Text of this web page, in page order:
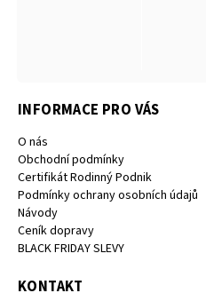
INFORMACE PRO VÁS
O nás
Obchodní podmínky
Certifikát Rodinný Podnik
Podmínky ochrany osobních údajů
Návody
Ceník dopravy
BLACK FRIDAY SLEVY
KONTAKT